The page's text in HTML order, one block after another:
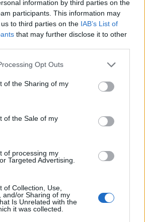
information by third parties on the
participants. This information may
to third parties on the IAB’s List of
that may further disclose it to other
Opt Outs
of the Sharing of my
of the Sale of my
of processing my
Targeted Advertising.
of Collection, Use,
and/or Sharing of my
Is Unrelated with the
it was collected.
Os renovados Skoda Scala e Kamiq
novidades e ensaios.